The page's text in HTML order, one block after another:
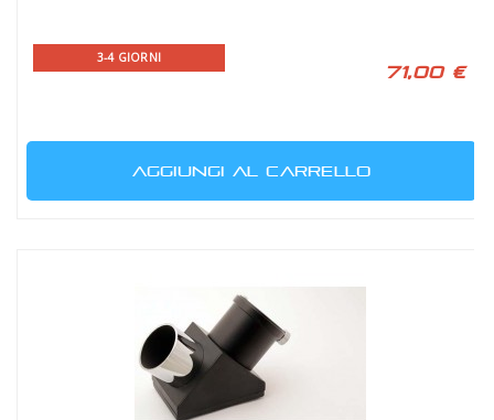
3-4 GIORNI
71,00 €
AGGIUNGI AL CARRELLO